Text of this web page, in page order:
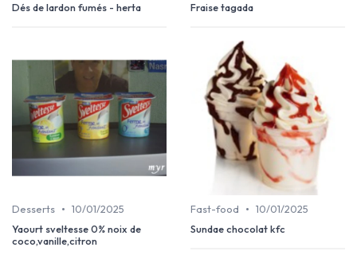
Dés de lardon fumés - herta
Fraise tagada
Desserts • 10/01/2025
Yaourt sveltesse 0% noix de
coco,vanille,citron
Fast-food • 10/01/2025
Sundae chocolat kfc